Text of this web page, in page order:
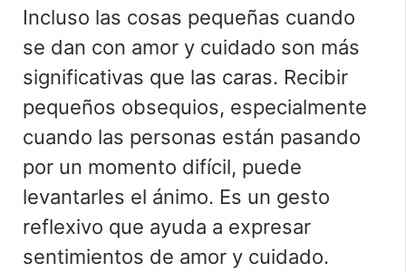
Incluso las cosas pequeñas cuando
se dan con amor y cuidado son más
significativas que las caras. Recibir
pequeños obsequios, especialmente
cuando las personas están pasando
por un momento difícil, puede
levantarles el ánimo. Es un gesto
reflexivo que ayuda a expresar
sentimientos de amor y cuidado.